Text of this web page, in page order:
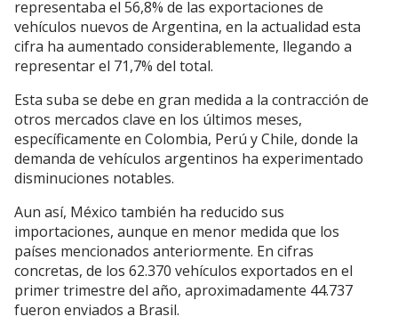
representaba el 56,8% de las exportaciones de
vehículos nuevos de Argentina, en la actualidad esta
cifra ha aumentado considerablemente, llegando a
representar el 71,7% del total.
Esta suba se debe en gran medida a la contracción de
otros mercados clave en los últimos meses,
específicamente en Colombia, Perú y Chile, donde la
demanda de vehículos argentinos ha experimentado
disminuciones notables.
Aun así, México también ha reducido sus
importaciones, aunque en menor medida que los
países mencionados anteriormente. En cifras
concretas, de los 62.370 vehículos exportados en el
primer trimestre del año, aproximadamente 44.737
fueron enviados a Brasil.